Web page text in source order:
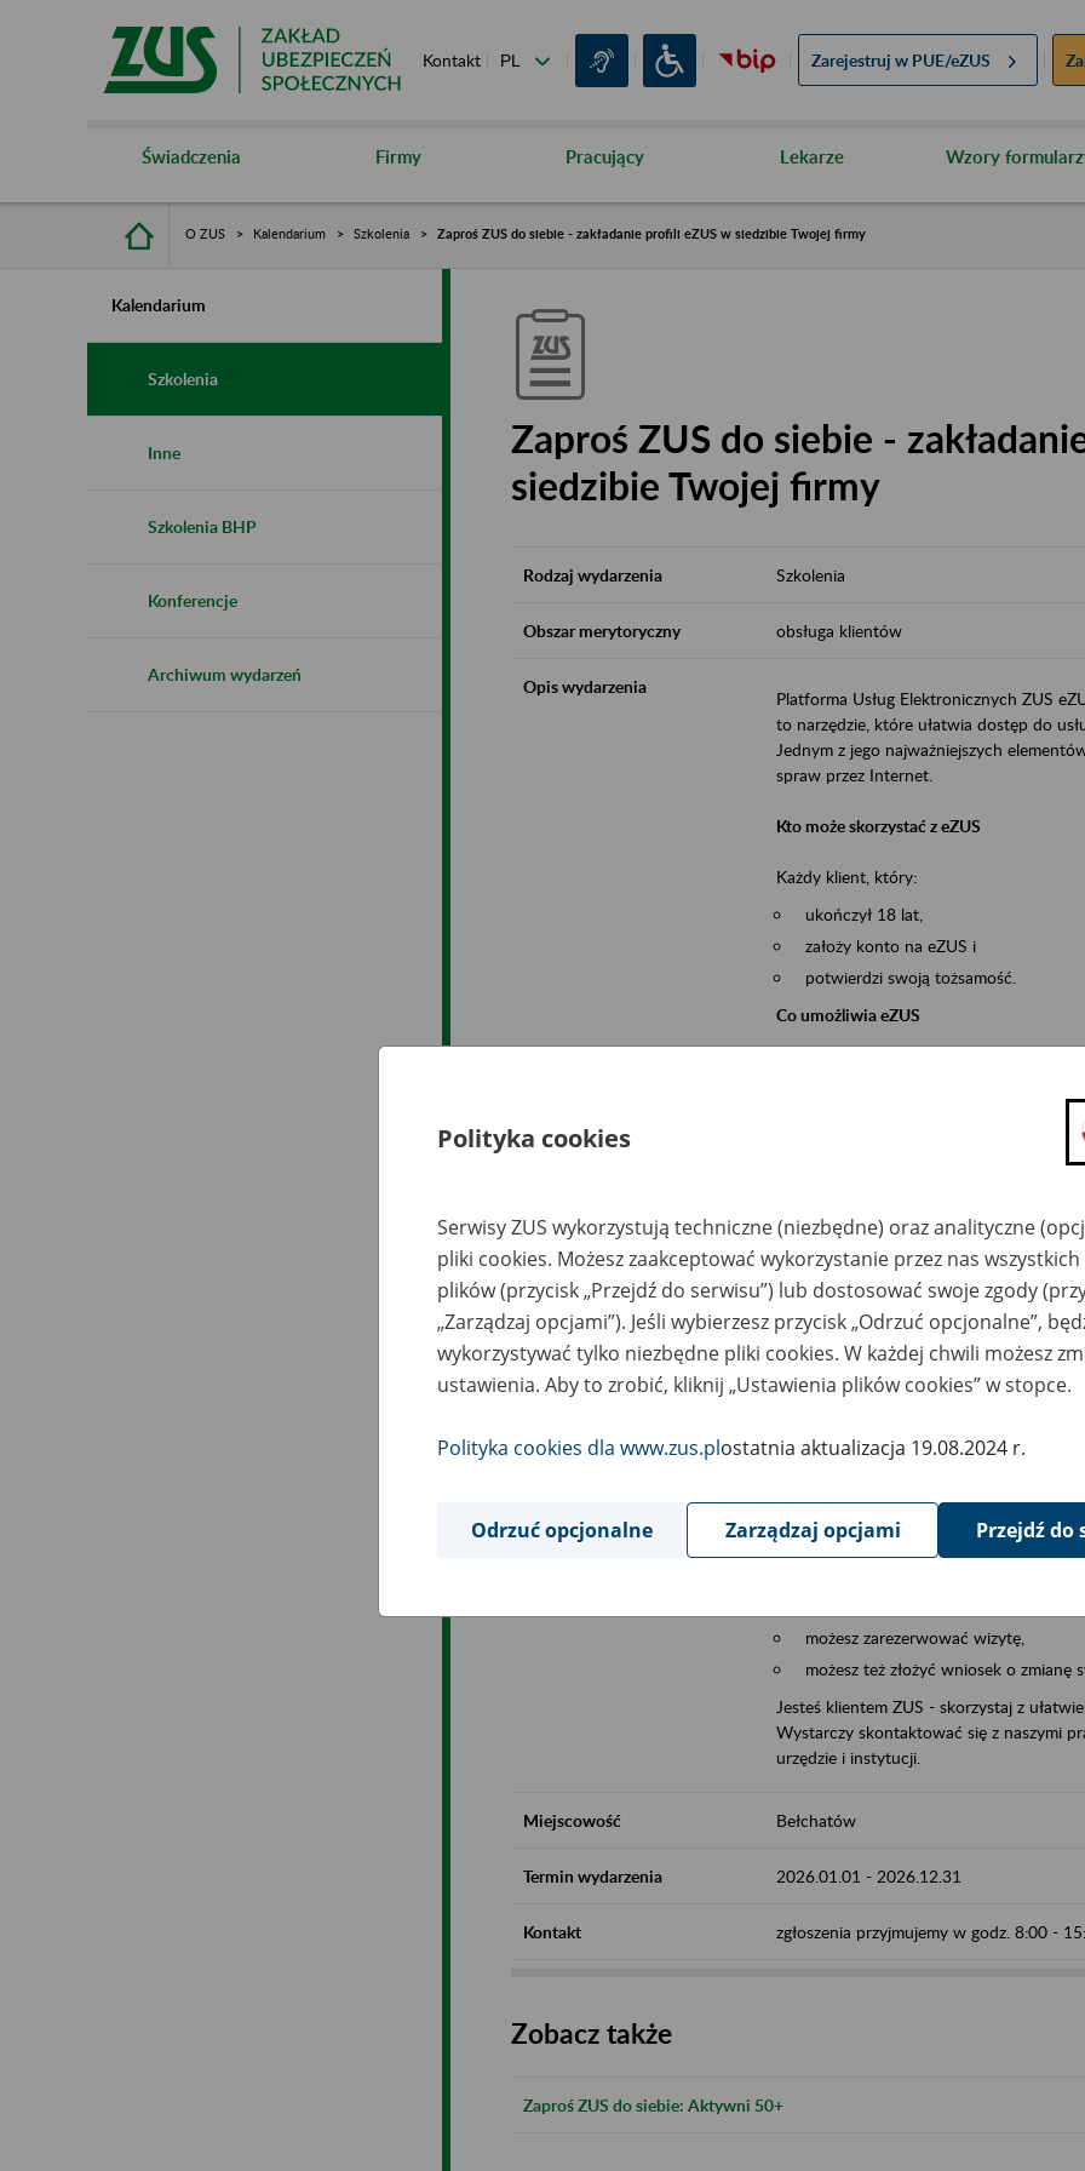
Kontakt Zarejestruj w PUE/eZUS
Świadczenia Firmy Pracujący Lekarze Wzory
O ZUS Kalendarium Szkolenia Zaproś ZUS do siebie - zakładanie profili eZUS w siedzibie Twojej firmy
Kalendarium
Szkolenia
Inne
Szkolenia BHP
Konferencje
Archiwum wydarzeń
Zaproś ZUS do siebie -
siedzibie Twojej firmy
Rodzaj wydarzenia Szkolenia
Obszar merytoryczny obsługa klientów
Opis wydarzenia
Platforma Usług Elektronicznych ZUS
to narzędzie, które ułatwia dostęp do
Jednym z jego najważniejszych
spraw przez Internet.
Kto może skorzystać z eZUS
Każdy klient, który:
ukończył 18 lat,
założy konto na eZUS i
potwierdzi swoją tożsamość.
Co umożliwia eZUS
wgląd do danych zgromadzonych w
składanie wniosków i otrzymywanie
zadawanie pytań i otrzymywanie
Jeśli jesteś osobą ubezpieczoną (np.
możesz sprawdzić swoje dane
masz dostęp do informacji o stanie
masz dostęp do informacji o
Jeśli jesteś płatnikiem składek (np.
możesz skorzystać z aplikacji
ubezpieczeń, wypełnisz i
ZUS,
możesz złożyć wniosek o wydanie
masz dostęp do zwolnień lekarskich
Jeśli jesteś świadczeniobiorcą
masz dostęp m.in. do formularza
do formularza PIT 40A, czyli
możesz zarezerwować wizytę,
możesz też złożyć wniosek o zmianę
Jesteś klientem ZUS - skorzystaj z
Wystarczy skontaktować się z naszymi
urzędzie i instytucji.
Miejscowość Bełchatów
Termin wydarzenia 2026.01.01 - 2026.12.31
Kontakt zgłoszenia przyjmujemy w godz. 8:00 -
Zobacz także
Zaproś ZUS do siebie: Aktywni 50+
Polityka cookies
Serwisy ZUS wykorzystują techniczne (niezbędne) oraz analityczne
pliki cookies. Możesz zaakceptować wykorzystanie przez nas
plików (przycisk „Przejdź do serwisu”) lub dostosować swoje zgody
„Zarządzaj opcjami”). Jeśli wybierzesz przycisk „Odrzuć opcjonalne”,
wykorzystywać tylko niezbędne pliki cookies. W każdej chwili możesz
ustawienia. Aby to zrobić, kliknij „Ustawienia plików cookies” w stopce.
Polityka cookies dla www.zus.plostatnia aktualizacja 19.08.2024 r.
Odrzuć opcjonalne Zarządzaj opcjami Przejdź do